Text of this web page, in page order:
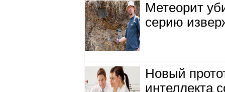
Метеорит
серию
Новый
интеллекта